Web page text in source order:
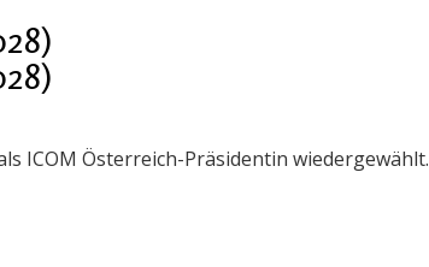
ICOM Österreich-Präsidentin wiedergewählt.